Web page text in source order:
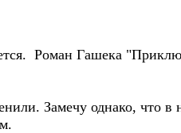
Роман Гашека
Замечу однако, что в